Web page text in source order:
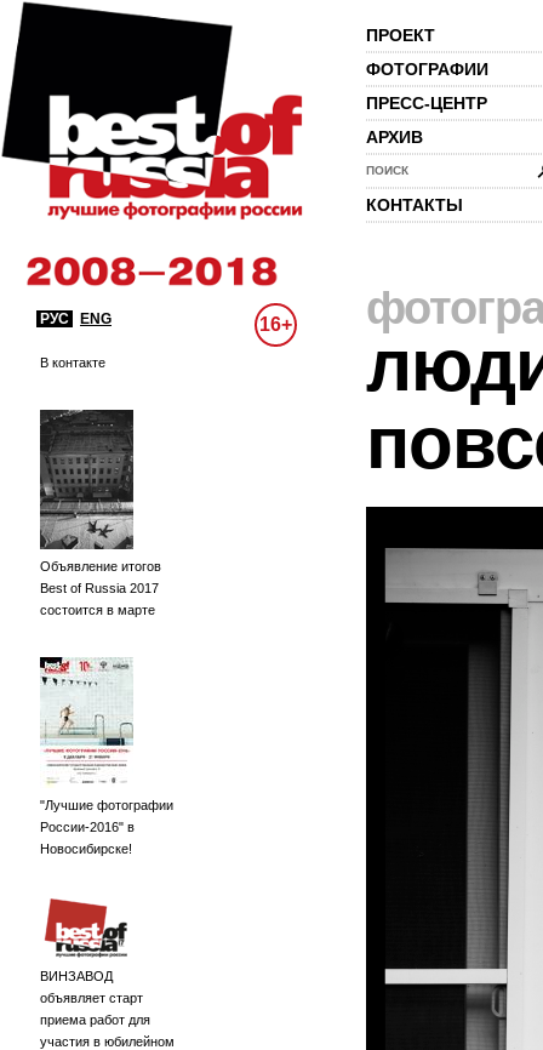
ПРОЕКТ
ФОТОГРАФИИ
ПРЕСС-ЦЕНТР
АРХИВ
ПОИСК
КОНТАКТЫ
РУС ENG 16+
В контакте
Объявление итогов
Best of Russia 2017
состоится в марте
"Лучшие фотографии
России-2016" в
Новосибирске!
ВИНЗАВОД
объявляет старт
приема работ для
участия в юбилейном